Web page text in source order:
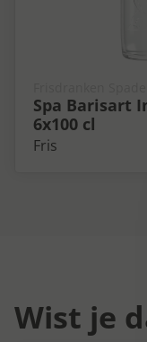
Spa Barisart
6x100 cl
Fris
Wist je